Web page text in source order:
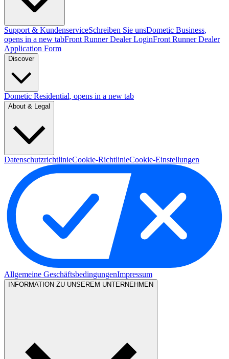
Support & KundenserviceSchreiben Sie unsDometic Business,
opens in a new tabFront Runner Dealer LoginFront Runner Dealer
Application Form
Discover
Dometic Residential, opens in a new tab
About & Legal
DatenschutzrichtlinieCookie-RichtlinieCookie-Einstellungen
Allgemeine GeschäftsbedingungenImpressum
INFORMATION ZU UNSEREM UNTERNEHMEN